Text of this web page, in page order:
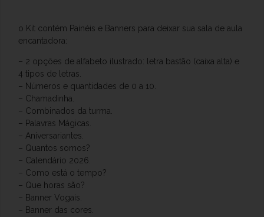
o Kit contém Painéis e Banners para deixar sua sala de aula
encantadora:
– 2 opções de alfabeto ilustrado: letra bastão (caixa alta) e
4 tipos de letras.
– Números e quantidades de 0 a 10.
– Chamadinha.
– Combinados da turma.
– Palavras Mágicas.
– Aniversariantes.
– Quantos somos?
– Calendário 2026.
– Como está o tempo?
– Que horas são?
– Banner Vogais.
– Banner das cores.